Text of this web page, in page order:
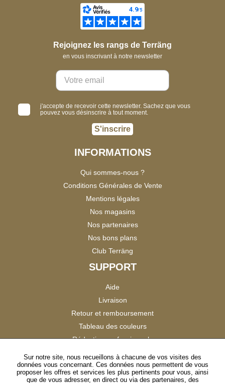
Rejoignez les rangs de Terräng
en vous inscrivant à notre newsletter
j'accepte de recevoir cette newsletter. Sachez que vous
pouvez vous désinscrire à tout moment.
S'inscrire
INFORMATIONS
Qui sommes-nous ?
Conditions Générales de Vente
Mentions légales
Nos magasins
Nos partenaires
Nos bons plans
Club Terräng
SUPPORT
Aide
Livraison
Retour et remboursement
Tableau des couleurs
Réduction professionnels
Satisfaction Clients
Sur notre site, nous recueillons à chacune de vos visites des
données vous concernant. Ces données nous permettent de vous
proposer les offres et services les plus pertinents pour vous, ainsi
que de vous adresser, en direct ou via des partenaires, des